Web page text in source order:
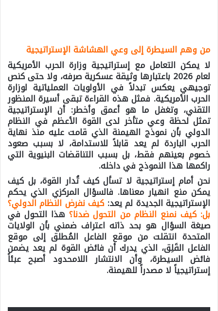
من وهم السيطرة إلى وعي الهشاشة الإستراتيجية
لا يمكن التعامل مع إستراتيجية وزارة الحرب الأمريكية
لعام 2026 باعتبارها وثيقة عسكرية صرفه، ولا حتى كنص
توجيهي يعكس تبدلاً في الأولويات العملياتية لوزارة
الحرب الأمريكية. فمثل هذه القراءة تبقى أسيرة المنظور
التقني، وتغفل ما هو أعمق وأخطر: أن الإستراتيجية
تمثل لحظة وعي متأخر لدى القوة الأعظم في النظام
الدولي بأن نموذج الهيمنة الذي قامت عليه منذ نهاية
الحرب الباردة لم يعد قابلاً للاستدامة، لا بسبب صعود
خصوم بعينهم فقط، بل بسبب التناقضات البنيوية التي
راكمها هذا النموذج في داخله.
نحن أمام إستراتيجية لا تسأل كيف تُدار القوة، بل كيف
يمكن منع انهيار معناها. فالسؤال المركزي الذي يحكم
الإستراتيجية الجديدة لم يعد: كيف نفرض النظام الدولي؟
بل: كيف نمنع النظام من التحول ضدنا؟هذا التحول في
صيغة السؤال هو بحد ذاته اعتراف ضمني بأن الولايات
المتحدة انتقلت من موقع الفاعل المُطلق إلى موقع
الفاعل القَلِق، الذي يدرك أن فائض القوة لم يعد يضمن
فائض السيطرة، وأن الانتشار اللامحدود أصبح عبئاً
إستراتيجياً لا مصدراً للهيمنة.